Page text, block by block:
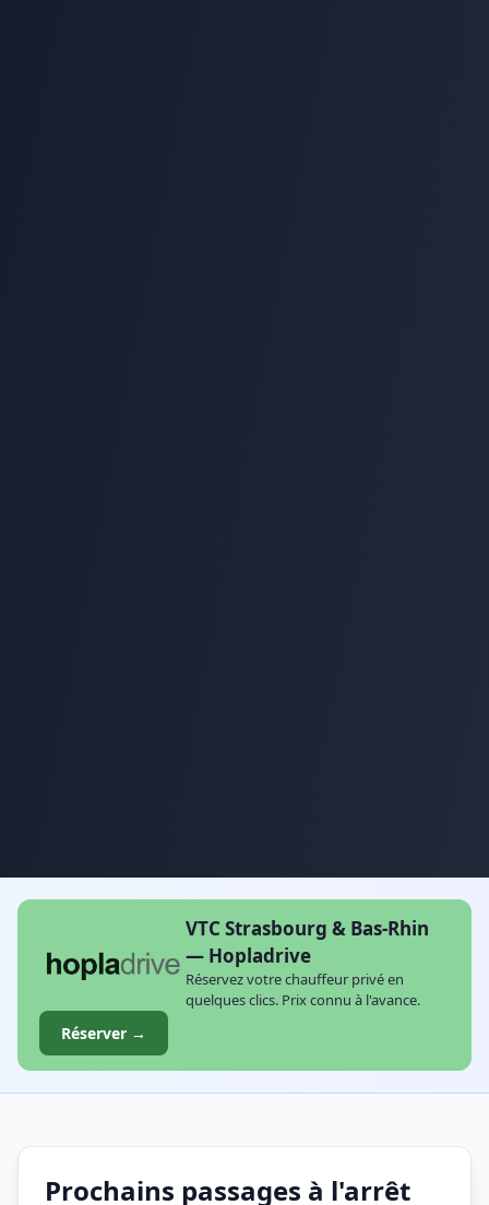
VTC Strasbourg & Bas-Rhin
— Hopladrive
Réservez votre chauffeur privé en
quelques clics. Prix connu à l'avance.
Réserver →
Prochains passages à l'arrêt